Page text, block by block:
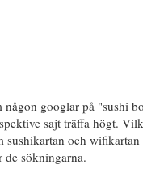
googlar på "sushi
sajt träffa högt.
sushikartan och wifikartan
sökningarna.